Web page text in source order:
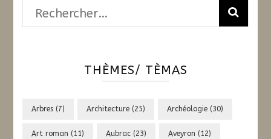
Rechercher :
THÈMES/ TÈMAS
Arbres (7) Architecture (25) Archéologie (30)
Art roman (11) Aubrac (23) Aveyron (12)